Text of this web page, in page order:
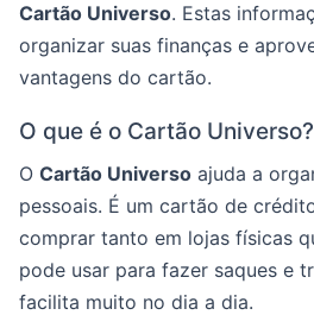
Cartão Universo. Estas
organizar suas finanças e
vantagens do cartão.
O que é o Cartão Universo?
O Cartão Universo ajuda a
pessoais. É um cartão de
comprar tanto em lojas físicas
pode usar para fazer saques e
facilita muito no dia a dia.